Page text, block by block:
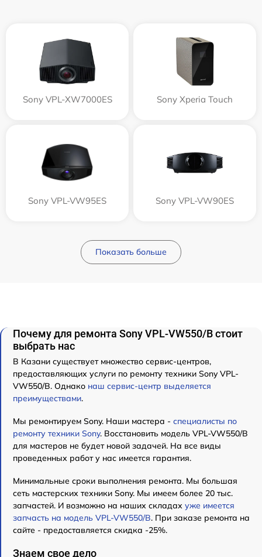
Sony VPL-XW7000ES Sony Xperia Touch
Sony VPL-VW95ES Sony VPL-VW90ES
Показать больше
Почему для ремонта Sony VPL-VW550/B стоит
выбрать нас
В Казани существует множество сервис-центров,
предоставляющих услуги по ремонту техники Sony VPL-
VW550/B. Однако наш сервис-центр выделяется
преимуществами.
Мы ремонтируем Sony. Наши мастера - специалисты по
ремонту техники Sony. Восстановить модель VPL-VW550/B
для мастеров не будет новой задачей. На все виды
проведенных работ у нас имеется гарантия.
Минимальные сроки выполнения ремонта. Мы большая
сеть мастерских техники Sony. Мы имеем более 20 тыс.
запчастей. И возможно на наших складах уже имеется
запчасть на модель VPL-VW550/B. При заказе ремонта на
сайте - предоставляется скидка -25%.
Знаем свое дело